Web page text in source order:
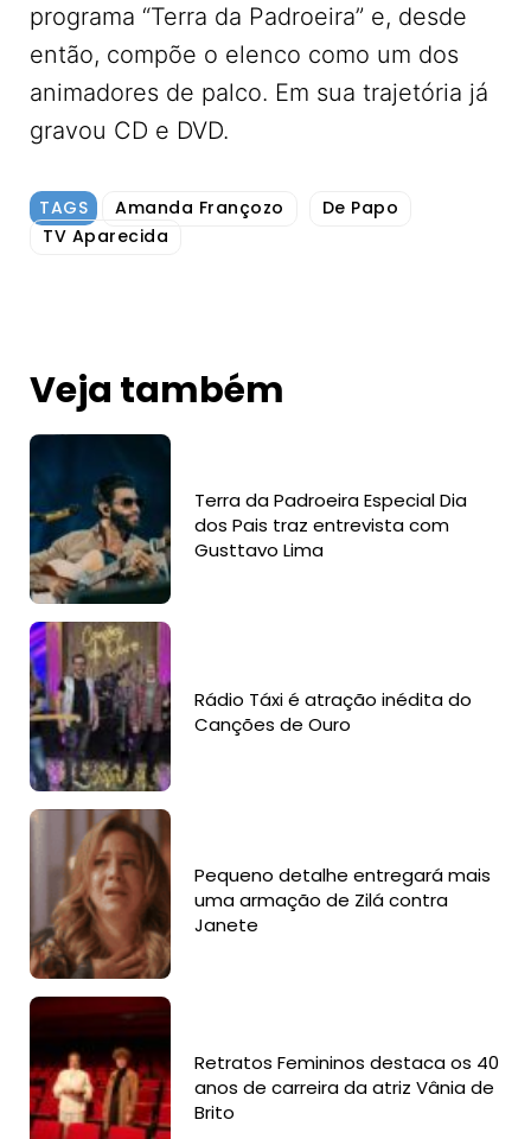
programa “Terra da Padroeira” e, desde
então, compõe o elenco como um dos
animadores de palco. Em sua trajetória já
gravou CD e DVD.
TAGS Amanda Françozo
De Papo
TV Aparecida
Veja também
Terra da Padroeira Especial Dia
dos Pais traz entrevista com
Gusttavo Lima
Rádio Táxi é atração inédita do
Canções de Ouro
Pequeno detalhe entregará mais
uma armação de Zilá contra
Janete
Retratos Femininos destaca os 40
anos de carreira da atriz Vânia de
Brito